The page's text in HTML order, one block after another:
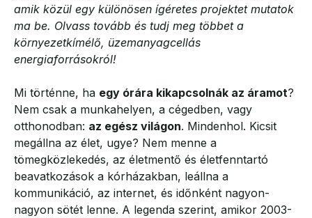
amik közül egy különösen ígéretes projektet mutatok
ma be. Olvass tovább és tudj meg többet a
környezetkímélő, üzemanyagcellás
energiaforrásokról!
Mi történne, ha egy órára kikapcsolnák az áramot?
Nem csak a munkahelyen, a cégedben, vagy
otthonodban: az egész világon. Mindenhol. Kicsit
megállna az élet, ugye? Nem menne a
tömegközlekedés, az életmentő és életfenntartó
beavatkozások a kórházakban, leállna a
kommunikáció, az internet, és időnként nagyon-
nagyon sötét lenne. A legenda szerint, amikor 2003-